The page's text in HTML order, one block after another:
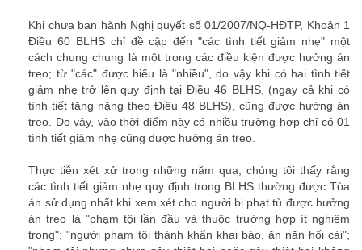
Khi chưa ban hành Nghị quyết số 01/2007/NQ-HĐTP, Khoản 1
Điều 60 BLHS chỉ đề cập đến "các tình tiết giảm nhẹ" một
cách chung chung là một trong các điều kiện được hưởng án
treo; từ "các" được hiểu là "nhiều", do vậy khi có hai tình tiết
giảm nhẹ trở lên quy định tại Điều 46 BLHS, (ngay cả khi có
tình tiết tăng nặng theo Điều 48 BLHS), cũng được hưởng án
treo. Do vậy, vào thời điểm này có nhiều trường hợp chỉ có 01
tình tiết giảm nhẹ cũng được hưởng án treo.
Thực tiễn xét xử trong những năm qua, chúng tôi thấy rằng
các tình tiết giảm nhẹ quy định trong BLHS thường được Tòa
án sử dụng nhất khi xem xét cho người bị phạt tù được hưởng
án treo là "phạm tội lần đầu và thuộc trường hợp ít nghiêm
trọng"; "người phạm tội thành khẩn khai báo, ăn năn hối cải";